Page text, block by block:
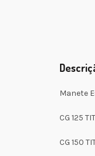
Manete
CG 125
CG 150